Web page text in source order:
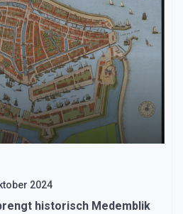
2024
historisch Medemblik